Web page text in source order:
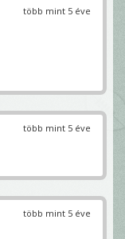
több mint 5 éve
több mint 5 éve
több mint 5 éve